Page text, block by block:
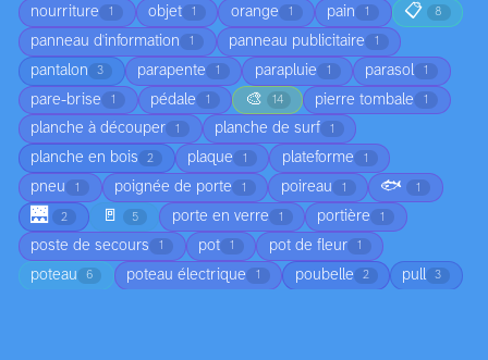
nourriture 1 objet 1 orange 1 pain 1 📋 8
panneau d'information 1 panneau publicitaire 1
pantalon 3 parapente 1 parapluie 1 parasol 1
pare-brise 1 pédale 1 🎨 14 pierre tombale 1
planche à découper 1 planche de surf 1
planche en bois 2 plaque 1 plateforme 1
pneu 1 poignée de porte 1 poireau 1 🐟 1
🌉 2 🚪 5 porte en verre 1 portière 1
poste de secours 1 pot 1 pot de fleur 1
poteau 6 poteau électrique 1 poubelle 2 pull 3